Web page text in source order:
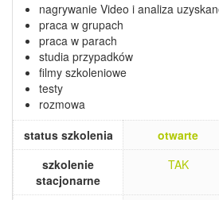
nagrywanie Video i analiza
praca w grupach
praca w parach
studia przypadków
filmy szkoleniowe
testy
rozmowa
status szkolenia
otwarte
szkolenie
stacjonarne
TAK